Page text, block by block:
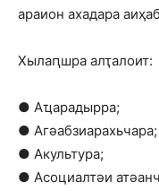
араион ахадара
Хылаԥшра алҭалоит:
● Аҵарадырра;
● Агәабзиарахьчара;
● Акультура;
● Асоциалтәи